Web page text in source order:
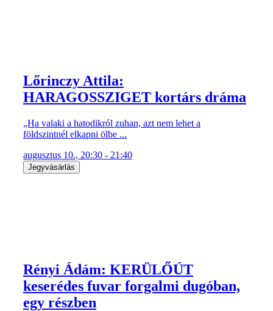
Lőrinczy Attila:
HARAGOSSZIGET kortárs dráma
„Ha valaki a hatodikról zuhan, azt nem lehet a
földszintnél elkapni ölbe ...
augusztus 10., 20:30 - 21:40
Jegyvásárlás
Rényi Ádám: KERÜLŐÚT
keserédes fuvar forgalmi dugóban,
egy részben